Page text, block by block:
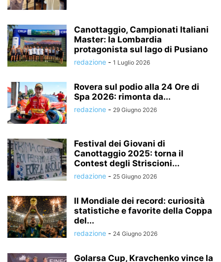
Canottaggio, Campionati Italiani
Master: la Lombardia
protagonista sul lago di Pusiano
redazione - 1 Luglio 2026
Rovera sul podio alla 24 Ore di
Spa 2026: rimonta da...
redazione - 29 Giugno 2026
Festival dei Giovani di
Canottaggio 2025: torna il
Contest degli Striscioni...
redazione - 25 Giugno 2026
Il Mondiale dei record: curiosità
statistiche e favorite della Coppa
del...
redazione - 24 Giugno 2026
Golarsa Cup, Kravchenko vince la